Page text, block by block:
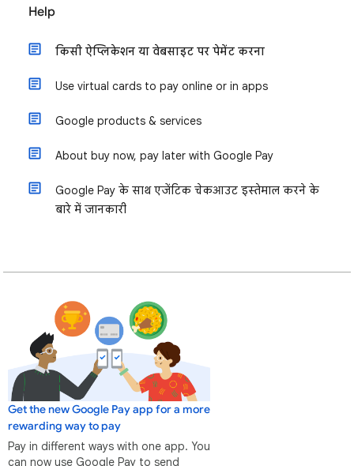
Help
किसी ऐप्लिकेशन या वेबसाइट पर पेमेंट करना
Use virtual cards to pay online or in apps
Google products & services
About buy now, pay later with Google Pay
Google Pay के साथ एजेंटिक चेकआउट इस्तेमाल करने के
बारे में जानकारी
Get the new Google Pay app for a more
rewarding way to pay
Pay in different ways with one app. You
can now use Google Pay to send